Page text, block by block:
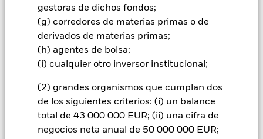
gestoras de dichos fondos;
(g) corredores de materias primas o de
derivados de materias primas;
(h) agentes de bolsa;
(i) cualquier otro inversor institucional;
(2) grandes organismos que cumplan dos
de los siguientes criterios: (i) un balance
total de 43 000 000 EUR; (ii) una cifra de
negocios neta anual de 50 000 000 EUR;
contagio a otras clases de acciones. En el menú desplegable
que figura justo debajo del nombre del fondo, podrá ver un
acciones con cobertura de divisas se identifican mediante la
palabra «Hedged» en su nombre. Además, el listado
completo de todas las clases de acciones con cobertura de
gestora del fondo.
para reducir los gastos, el propio Fondo percibirá el 62,5% de
los ingresos asociadas que se generen, y el 37,5% restante se